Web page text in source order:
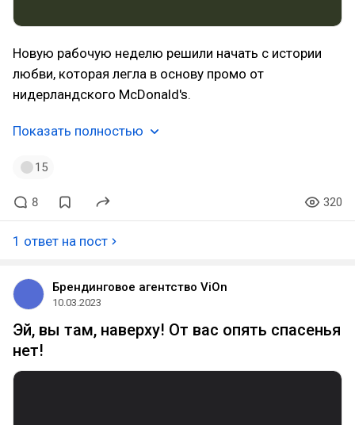
Новую рабочую неделю решили начать с истории
любви, которая легла в основу промо от
нидерландского McDonald's.
Показать полностью
15
8 320
1 ответ на пост
Брендинговое агентство ViOn
10.03.2023
Эй, вы там, наверху! От вас опять спасенья
нет!